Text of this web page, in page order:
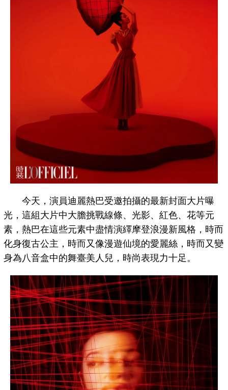
今天，演員迪麗熱巴受邀拍攝的最新封面大片曝
光，這組大片中大膽挑戰線條、光影、紅色、花等元
素，熱巴在這些元素中盡情演繹摩登浪漫新風格，時而
化身復古公主，時而又像漫遊仙境的愛麗絲，時而又變
身為八音盒中的舞臺美人兒，時尚表現力十足。